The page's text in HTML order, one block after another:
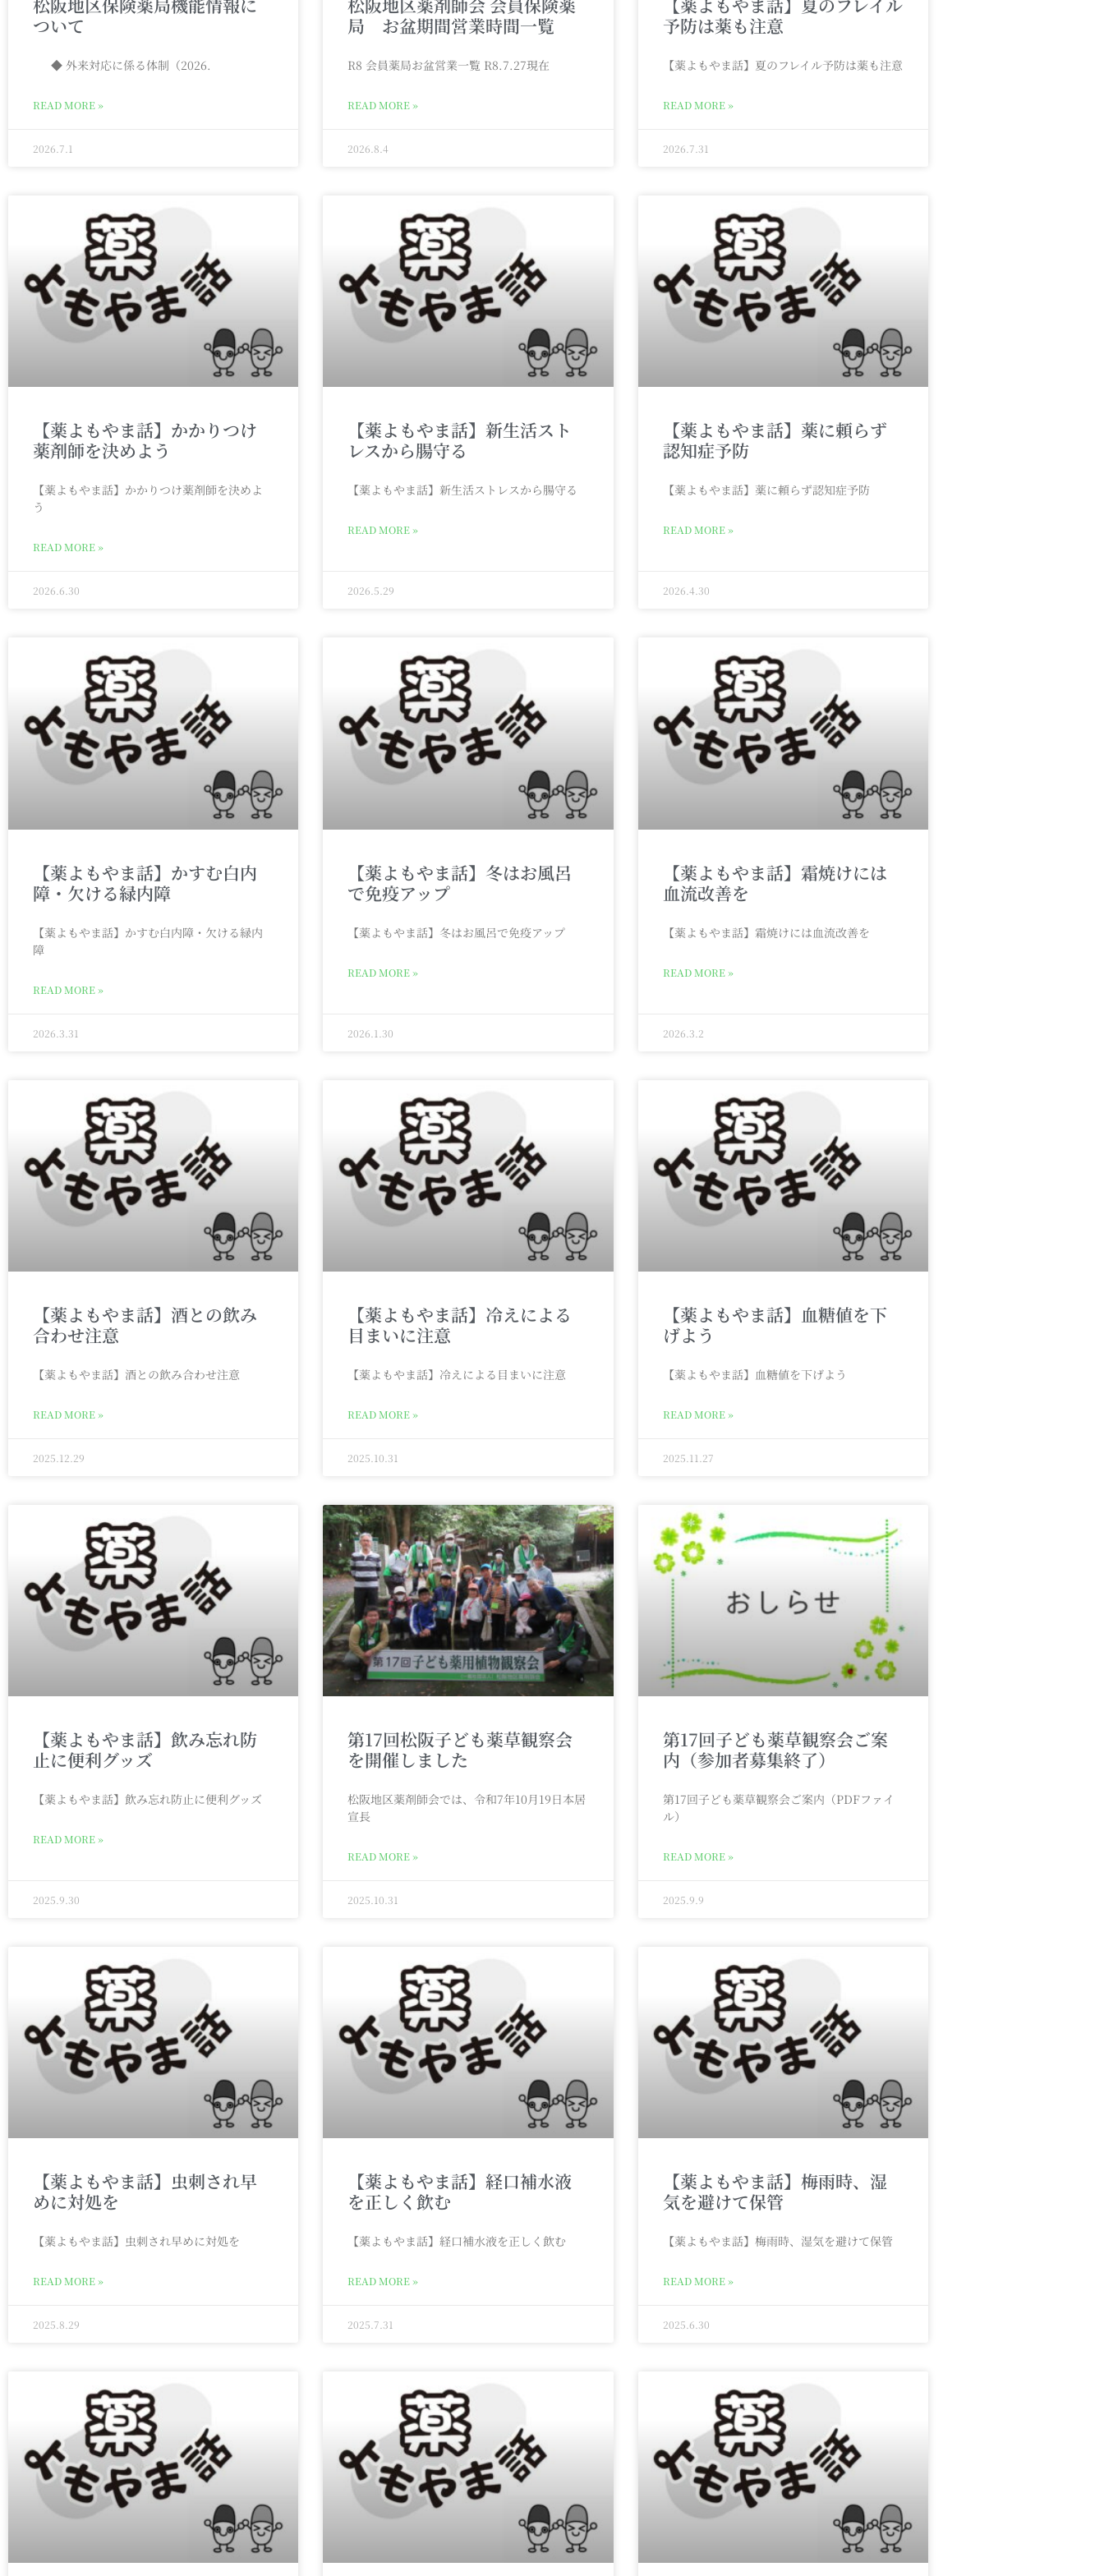
松阪地区保険薬局機能情報に
ついて
◆ 外来対応に係る体制（2026.
READ MORE »
2026.7.1
松阪地区薬剤師会 会員保険薬
局 お盆期間営業時間一覧
R8 会員薬局お盆営業一覧 R8.7.27現在
READ MORE »
2026.8.4
【薬よもやま話】夏のフレイル
予防は薬も注意
【薬よもやま話】夏のフレイル予防は薬も注意
READ MORE »
2026.7.31
【薬よもやま話】かかりつけ
薬剤師を決めよう
【薬よもやま話】かかりつけ薬剤師を決めよ
う
READ MORE »
2026.6.30
【薬よもやま話】新生活スト
レスから腸守る
【薬よもやま話】新生活ストレスから腸守る
READ MORE »
2026.5.29
【薬よもやま話】薬に頼らず
認知症予防
【薬よもやま話】薬に頼らず認知症予防
READ MORE »
2026.4.30
【薬よもやま話】かすむ白内
障・欠ける緑内障
【薬よもやま話】かすむ白内障・欠ける緑内
障
READ MORE »
2026.3.31
【薬よもやま話】冬はお風呂
で免疫アップ
【薬よもやま話】冬はお風呂で免疫アップ
READ MORE »
2026.1.30
【薬よもやま話】霜焼けには
血流改善を
【薬よもやま話】霜焼けには血流改善を
READ MORE »
2026.3.2
【薬よもやま話】酒との飲み
合わせ注意
【薬よもやま話】酒との飲み合わせ注意
READ MORE »
2025.12.29
【薬よもやま話】冷えによる
目まいに注意
【薬よもやま話】冷えによる目まいに注意
READ MORE »
2025.10.31
【薬よもやま話】血糖値を下
げよう
【薬よもやま話】血糖値を下げよう
READ MORE »
2025.11.27
【薬よもやま話】飲み忘れ防
止に便利グッズ
【薬よもやま話】飲み忘れ防止に便利グッズ
READ MORE »
2025.9.30
第17回松阪子ども薬草観察会
を開催しました
松阪地区薬剤師会では、令和7年10月19日本居
宣長
READ MORE »
2025.10.31
第17回子ども薬草観察会ご案
内（参加者募集終了）
第17回子ども薬草観察会ご案内（PDFファイ
ル）
READ MORE »
2025.9.9
【薬よもやま話】虫刺され早
めに対処を
【薬よもやま話】虫刺され早めに対処を
READ MORE »
2025.8.29
【薬よもやま話】経口補水液
を正しく飲む
【薬よもやま話】経口補水液を正しく飲む
READ MORE »
2025.7.31
【薬よもやま話】梅雨時、湿
気を避けて保管
【薬よもやま話】梅雨時、湿気を避けて保管
READ MORE »
2025.6.30